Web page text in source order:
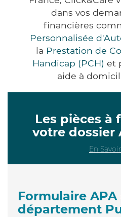
dans vos
financières
Personnalisée
la Prestation de
Handicap (PCH) et
aide à
Les pièces à
votre dossier
En
Formulaire APA
département